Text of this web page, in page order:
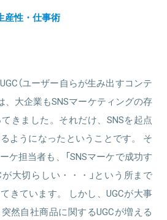
産性・仕事術
（ユーザー自らが生み出すコンテ
、大企業もSNSマーケティングの存
きました。それだけ、SNSを起点
ようになったということです。 そ
ケ担当者も、「SNSマーケで成功す
大切らしい・・・」という所まで
きています。 しかし、UGCが大事
然自社商品に関するUGCが増える